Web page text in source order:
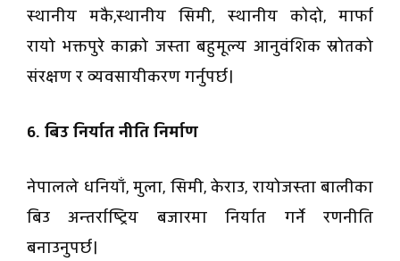
स्थानीय मकै,स्थानीय सिमी, स्थानीय कोदो, मार्फा
रायाे भक्तपुरे काक्राे जस्ता बहुमूल्य आनुवंशिक स्रोतको
संरक्षण र व्यवसायीकरण गर्नुपर्छ।
6. बिउ निर्यात नीति निर्माण
नेपालले धनियाँ, मुला, सिमी, केराउ, रायोजस्ता बालीका
बिउ अन्तर्राष्ट्रिय बजारमा निर्यात गर्ने रणनीति
बनाउनुपर्छ।